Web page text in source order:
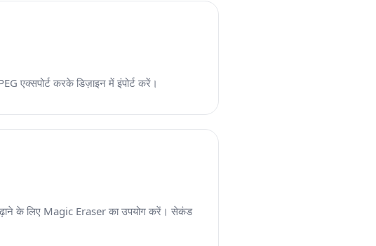
एक्सपोर्ट करके डिज़ाइन में इंपोर्ट करें।
के लिए Magic Eraser का उपयोग करें। सेकंड